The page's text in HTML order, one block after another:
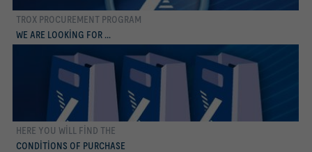
TROX PROCUREMENT PROGRAM
WE ARE LOOKING FOR ...
daha fazla
HERE YOU WILL FIND THE
CONDITIONS OF PURCHASE
daha fazla